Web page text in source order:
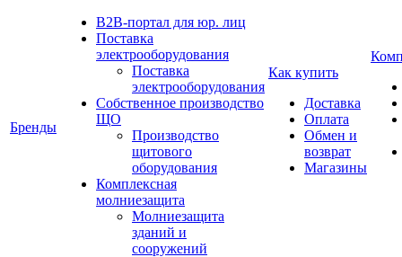
Бренды
B2B-портал для юр. лиц
Поставка
электрооборудования
Поставка
электрооборудования
Собственное производство
ЩО
Производство
щитового
оборудования
Комплексная
молниезащита
Молниезащита
зданий и
сооружений
Как купить
Доставка
Оплата
Обмен и
возврат
Магазины